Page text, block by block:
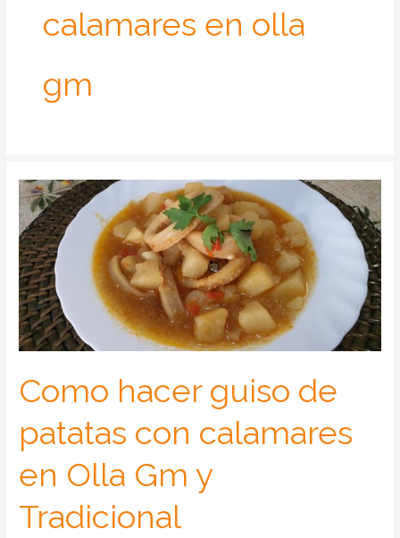
calamares en olla
gm
Como hacer guiso de
patatas con calamares
en Olla Gm y
Tradicional